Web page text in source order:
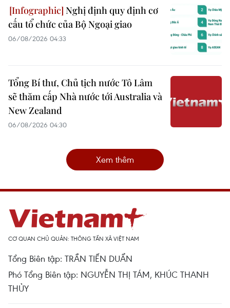
Nghị định quy định cơ
cấu tổ chức của Bộ Ngoại giao
06/08/2026 04:33
Tổng Bí thư, Chủ tịch nước Tô Lâm
sẽ thăm cấp Nhà nước tới Australia và
New Zealand
06/08/2026 04:30
Xem thêm
CƠ QUAN CHỦ QUẢN: THÔNG TẤN XÃ VIỆT NAM
Tổng Biên tập: TRẦN TIẾN DUẨN
Phó Tổng Biên tập: NGUYỄN THỊ TÁM, KHÚC THANH
THỦY